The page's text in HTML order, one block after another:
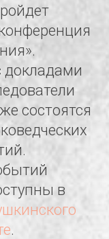
докладами
состоятся
в
.